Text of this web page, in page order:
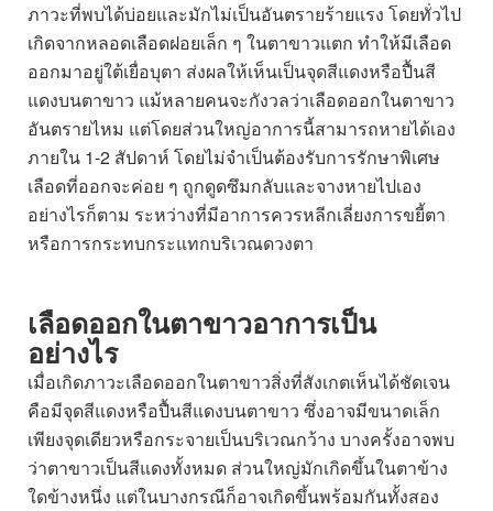
ภาวะที่พบได้บ่อยและมักไม่เป็นอันตรายร้ายแรง โดยทั่วไป
เกิดจากหลอดเลือดฝอยเล็ก ๆ ในตาขาวแตก ทำให้มีเลือด
ออกมาอยู่ใต้เยื่อบุตา ส่งผลให้เห็นเป็นจุดสีแดงหรือปื้นสี
แดงบนตาขาว แม้หลายคนจะกังวลว่าเลือดออกในตาขาว
อันตรายไหม แต่โดยส่วนใหญ่อาการนี้สามารถหายได้เอง
ภายใน 1-2 สัปดาห์ โดยไม่จำเป็นต้องรับการรักษาพิเศษ
เลือดที่ออกจะค่อย ๆ ถูกดูดซึมกลับและจางหายไปเอง
อย่างไรก็ตาม ระหว่างที่มีอาการควรหลีกเลี่ยงการขยี้ตา
หรือการกระทบกระแทกบริเวณดวงตา
เลือดออกในตาขาวอาการเป็น
อย่างไร
เมื่อเกิดภาวะเลือดออกในตาขาวสิ่งที่สังเกตเห็นได้ชัดเจน
คือมีจุดสีแดงหรือปื้นสีแดงบนตาขาว ซึ่งอาจมีขนาดเล็ก
เพียงจุดเดียวหรือกระจายเป็นบริเวณกว้าง บางครั้งอาจพบ
ว่าตาขาวเป็นสีแดงทั้งหมด ส่วนใหญ่มักเกิดขึ้นในตาข้าง
ใดข้างหนึ่ง แต่ในบางกรณีก็อาจเกิดขึ้นพร้อมกันทั้งสอง